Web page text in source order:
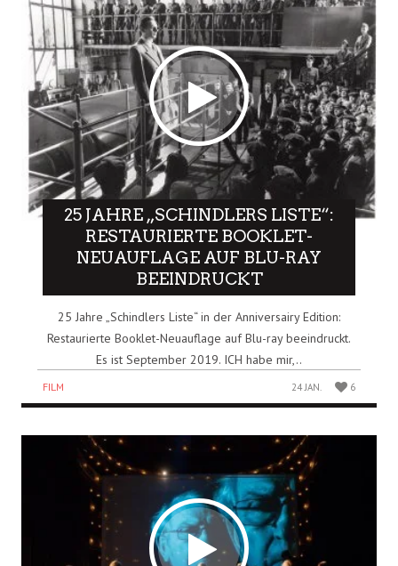
25 JAHRE „SCHINDLERS LISTE“:
RESTAURIERTE BOOKLET-
NEUAUFLAGE AUF BLU-RAY
BEEINDRUCKT
25 Jahre „Schindlers Liste“ in der Anniversairy Edition:
Restaurierte Booklet-Neuauflage auf Blu-ray beeindruckt.
Es ist September 2019. ICH habe mir,..
FILM 24 JAN. 6